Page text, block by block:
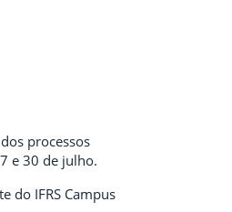
processos
e 30 de julho.
do IFRS Campus